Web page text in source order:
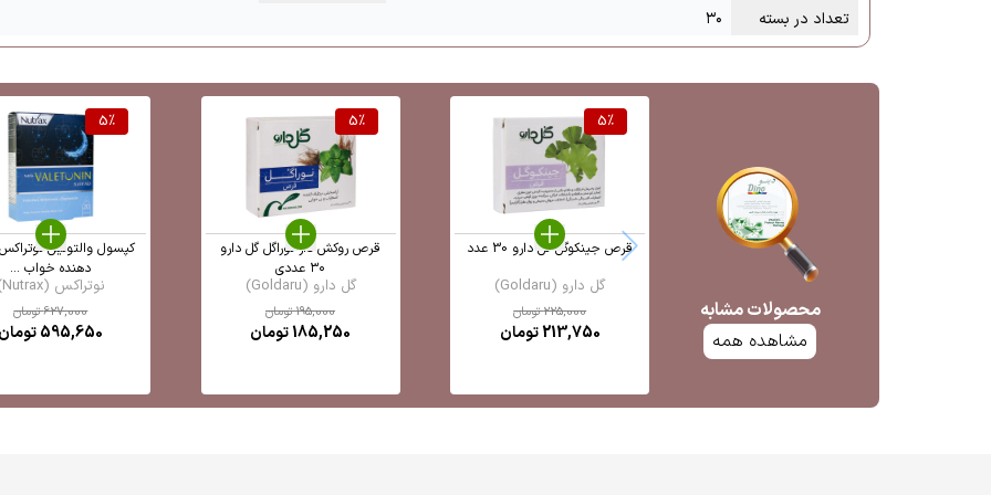
تعداد در بسته
۳۰
محصولات مشابه
مشاهده همه
5%
قرص جینکوگل گل دارو 30 عدد
گل دارو (Goldaru)
225,000تومان
213,750تومان
5%
قرص روکش ‎دار نوراگل گل دارو
۳۰ عددی
گل دارو (Goldaru)
195,000تومان
185,250تومان
5%
کپسول والتونین
دهنده خواب ...
نوتراکس (Nutrax)
627,000تومان
595,650تومان